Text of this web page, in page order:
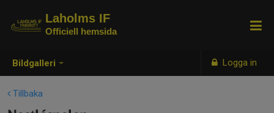
Bildgalleri Logga in
Laholms IF
Officiell hemsida
Tillbaka